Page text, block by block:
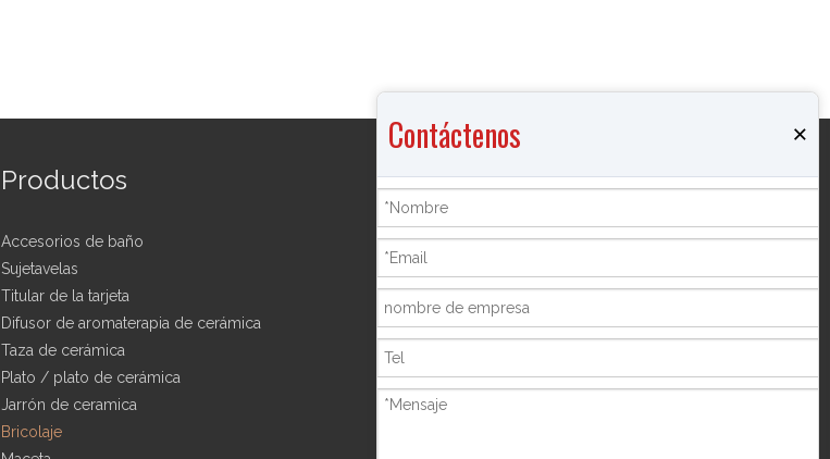
Productos
Accesorios de baño
Sujetavelas
Titular de la tarjeta
Difusor de aromaterapia de cerámica
Taza de cerámica
Plato / plato de cerámica
Jarrón de ceramica
Bricolaje
Productos
Quemador de incienso
Marco de la foto
Shisha Hookah
Contáctenos ×